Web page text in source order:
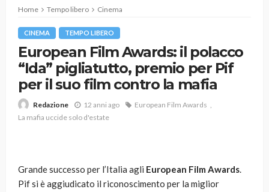
Home Tempo libero Cinema
CINEMA TEMPO LIBERO
European Film Awards: il polacco
“Ida” pigliatutto, premio per Pif
per il suo film contro la mafia
Redazione 12 anni ago
European Film Awards
La mafia uccide solo d'estate
Grande successo per l’Italia agli European Film Awards.
Pif si è aggiudicato il riconoscimento per la miglior